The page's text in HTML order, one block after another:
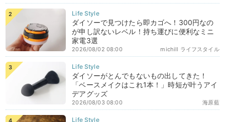
ダイソーで見つけたら即カゴへ！300円なの
が申し訳ないレベル！持ち運びに便利なミニ
家電3選
michill ライフスタイル
2026/08/02 08:00
ダイソーがとんでもないもの出してきた！
「ベースメイクはこれ1本！」時短が叶うアイ
デアグッズ
海原藍
2026/08/03 08:00